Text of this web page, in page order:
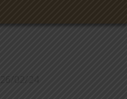
26/02/24